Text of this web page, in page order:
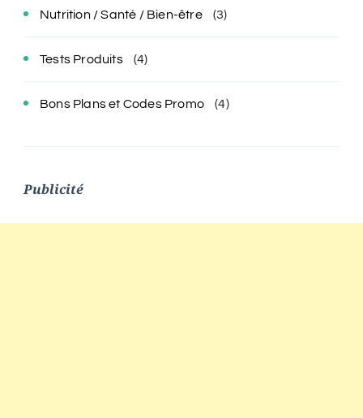
Nutrition / Santé / Bien-être (3)
Tests Produits (4)
Bons Plans et Codes Promo (4)
Publicité